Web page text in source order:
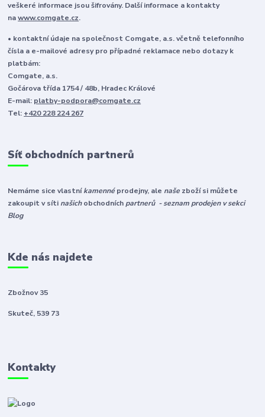
veškeré informace jsou šifrovány. Další informace a kontakty
nawww.comgate.cz.
• kontaktní údaje na společnost Comgate, a.s. včetně telefonního
čísla a e-mailové adresy pro případné reklamace nebo dotazy k
platbám:
Comgate, a.s.
Gočárova třída 1754 / 48b, Hradec Králové
E-mail: platby-podpora@comgate.cz
Tel: +420 228 224 267
Síť obchodních partnerů
Nemáme sice vlastníkamennéprodejny, ale naše zboží si můžete
zakoupit v síti našichobchodních partnerů - seznam prodejen v sekci
Blog
Kde nás najdete
Zbožnov 35
Skuteč, 539 73
Kontakty